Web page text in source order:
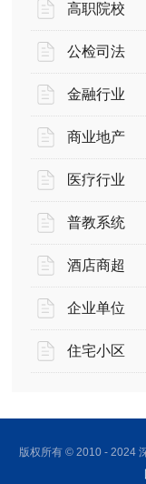
高职院校
公检司法
金融行业
商业地产
医疗行业
普教系统
酒店商超
企业单位
住宅小区
版权所有 © 2010 - 2024